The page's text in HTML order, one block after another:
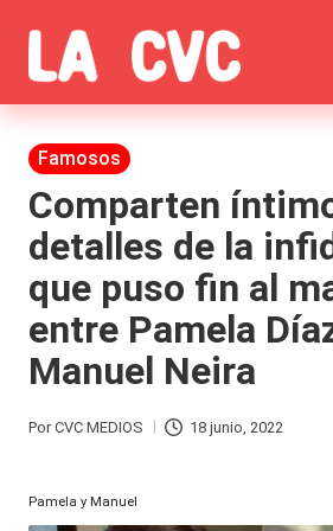
Saltar
al
contenido
C
o
p
u
c
h
a
s
y
ar
Todas
las
noticias
de
la
farándula,
Realitys,
Tierra
Gran
Publicada
en
Famosos
Comparten
detalles de la
que puso fin al
entre Pamela
Manuel Neira
Publicado
PorCVC MEDIOS 18 junio, 2022
Pamela y Manuel